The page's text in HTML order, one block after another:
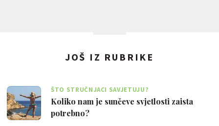
JOŠ IZ RUBRIKE
ŠTO STRUČNJACI SAVJETUJU?
Koliko nam je sunčeve svjetlosti zaista
potrebno?